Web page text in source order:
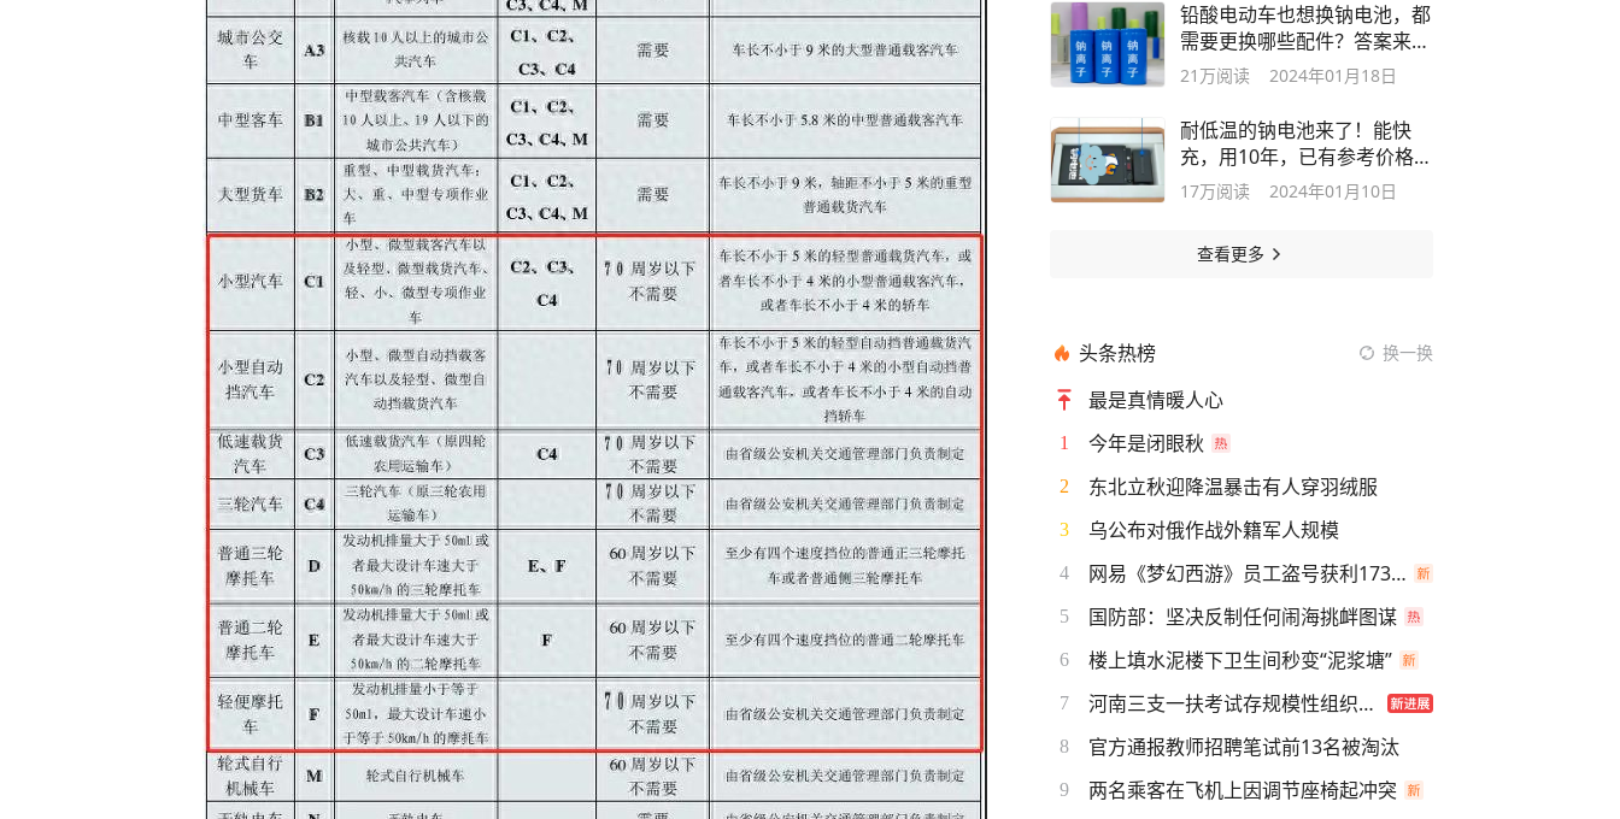
铅酸电动车也想换钠电池，都
需要更换哪些配件？答案来
了，涨知识
21万阅读 2024年01月18日
耐低温的钠电池来了！能快
充，用10年，已有参考价格，
你觉得贵吗
17万阅读 2024年01月10日
查看更多
头条热榜 换一换
最是真情暖人心
1 今年是闭眼秋
2 东北立秋迎降温暴击有人穿羽绒服
3 乌公布对俄作战外籍军人规模
4 网易《梦幻西游》员工盗号获利173万
5 国防部：坚决反制任何闹海挑衅图谋
6 楼上填水泥楼下卫生间秒变“泥浆塘”
7 河南三支一扶考试存规模性组织作弊
8 官方通报教师招聘笔试前13名被淘汰
9 两名乘客在飞机上因调节座椅起冲突